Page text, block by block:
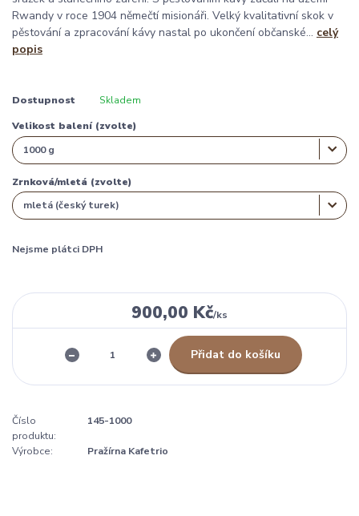
Rwandy v roce 1904 němečtí misionáři. Velký kvalitativní skok v
pěstování a zpracování kávy nastal po ukončení občanské... celý
popis
Dostupnost Skladem
Velikost balení (zvolte)
Zrnková/mletá (zvolte)
Nejsme plátci DPH
900,00 Kč/ks
Přidat do košíku
Číslo
produktu:
145-1000
Výrobce: Pražírna Kafetrio